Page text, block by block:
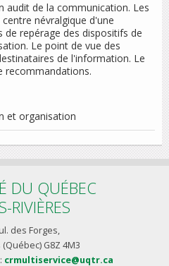
audit de la communication. Les
névralgique d'une
repérage des dispositifs de
Le point de vue des
de l'information. Le
recommandations.
et organisation
DU QUÉBEC
RIVIÈRES
des Forges,
G8Z 4M3
crmultiservice@uqtr.ca